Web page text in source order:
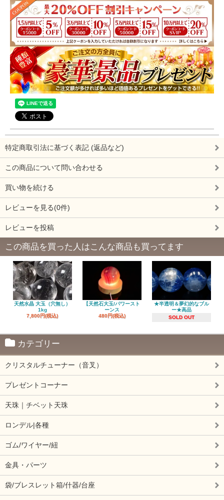
特定商取引法に基づく表記 (返品など)
この商品について問い合わせる
買い物を続ける
レビューを見る(0件)
レビューを投稿
この商品を買った人はこんな商品も買ってます
天然水晶 大玉（穴無し）
1kg
7,800円(税込)
【天然石大玉/パワースト
ーンス
480円(税込)
★半透明＆夢幻的なブル
ー★高品
SOLD OUT
カテゴリー
クリスタルチューナー（音叉）
プレゼントコーナー
天珠｜チベット天珠
ロンデル|各種
ゴム/ワイヤー/紐
金具・パーツ
袋/ブレスレット箱/什器/台座